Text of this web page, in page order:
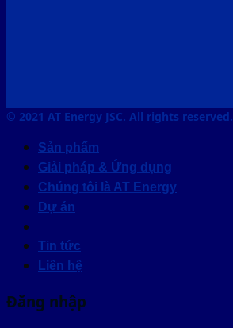
© 2021 AT Energy JSC. All rights reserved.
Sản phẩm
Giải pháp & Ứng dụng
Chúng tôi là AT Energy
Dự án
Tin tức
Liên hệ
Đăng nhập